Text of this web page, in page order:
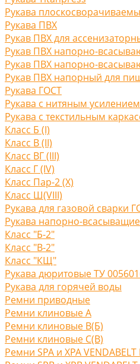
Рукава
Рукава ПВХ
Рукав ПВХ для
Рукав ПВХ напорно-
Рукав ПВХ напорно-
Рукав ПВХ напорный для
Рукава ГОСТ
Рукава с нитяным
Рукава с текстильным
Класс Б (I)
Класс В (II)
Класс ВГ (III)
Класс Г (IV)
Класс Пар-2 (X)
Класс Ш(VIII)
Рукава для газовой сварки
Рукава напорно-
Класс "Б-2"
Класс "В-2"
Класс "КЩ"
Рукава дюритовые ТУ
Рукава для горячей воды
Ремни приводные
Ремни клиновые A
Ремни клиновые В(Б)
Ремни клиновые С(B)
Ремни SPA и XPA VENDABELT